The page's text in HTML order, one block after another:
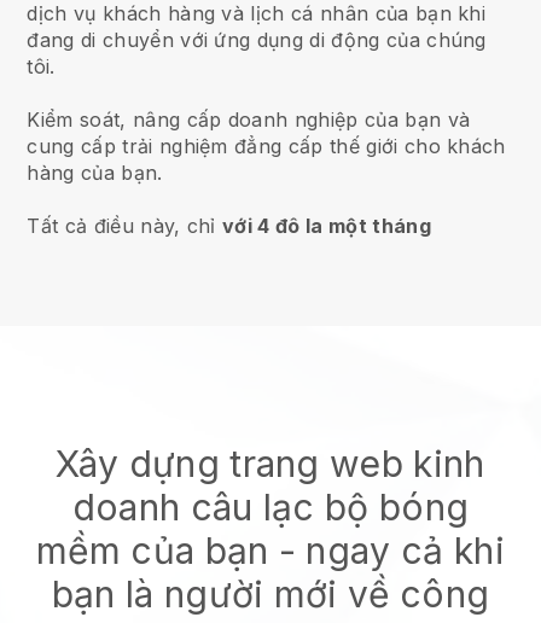
dịch vụ khách hàng và lịch cá nhân của bạn khi
đang di chuyển với ứng dụng di động của chúng
tôi.
Kiểm soát, nâng cấp doanh nghiệp của bạn và
cung cấp trải nghiệm đẳng cấp thế giới cho khách
hàng của bạn.
Tất cả điều này, chỉvới 4 đô la một tháng
Xây dựng trang web kinh
doanh câu lạc bộ bóng
mềm của bạn - ngay cả khi
bạn là người mới về công